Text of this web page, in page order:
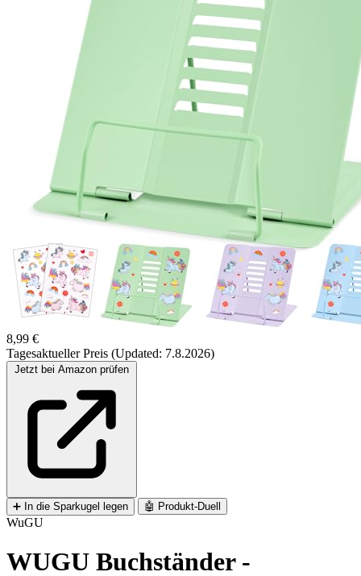
8,99 €
Tagesaktueller Preis (Updated: 7.8.2026)
➕ In die Sparkugel legen 🤖 Produkt-Duell
WuGU
WUGU Buchständer -